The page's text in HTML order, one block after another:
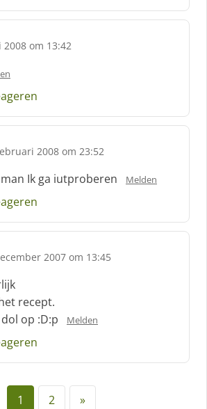
2008 om 13:42
2008 om 23:52
Ik ga iutproberen Melden
2007 om 13:45
recept.
op :D:p
Melden
1 2 »